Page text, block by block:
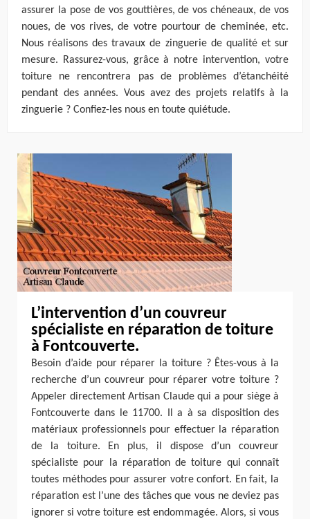
assurer la pose de vos gouttières, de vos chéneaux, de vos
noues, de vos rives, de votre pourtour de cheminée, etc.
Nous réalisons des travaux de zinguerie de qualité et sur
mesure. Rassurez-vous, grâce à notre intervention, votre
toiture ne rencontrera pas de problèmes d’étanchéité
pendant des années. Vous avez des projets relatifs à la
zinguerie ? Confiez-les nous en toute quiétude.
L’intervention d’un couvreur
spécialiste en réparation de toiture
à Fontcouverte.
Besoin d’aide pour réparer la toiture ? Êtes-vous à la
recherche d’un couvreur pour réparer votre toiture ?
Appeler directement Artisan Claude qui a pour siège à
Fontcouverte dans le 11700. Il a à sa disposition des
matériaux professionnels pour effectuer la réparation
de la toiture. En plus, il dispose d’un couvreur
spécialiste pour la réparation de toiture qui connaît
toutes méthodes pour assurer votre confort. En fait, la
réparation est l’une des tâches que vous ne deviez pas
ignorer si votre toiture est endommagée. Alors, si vous